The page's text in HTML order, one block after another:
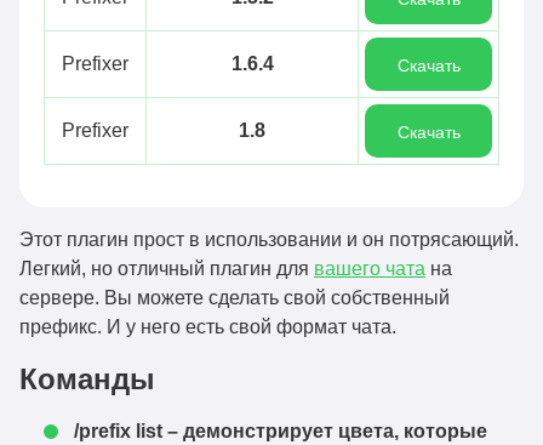
Prefixer 1.6.4 Скачать
Prefixer 1.8 Скачать
Этот плагин прост в использовании и он потрясающий.
Легкий, но отличный плагин для вашего чата на
сервере. Вы можете сделать свой собственный
префикс. И у него есть свой формат чата.
Команды
/prefix list – демонстрирует цвета, которые